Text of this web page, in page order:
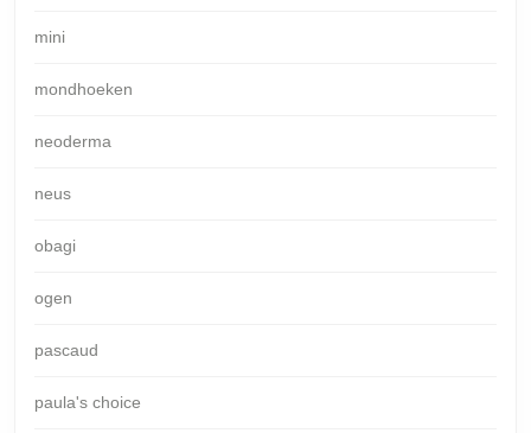
mini
mondhoeken
neoderma
neus
obagi
ogen
pascaud
paula's choice